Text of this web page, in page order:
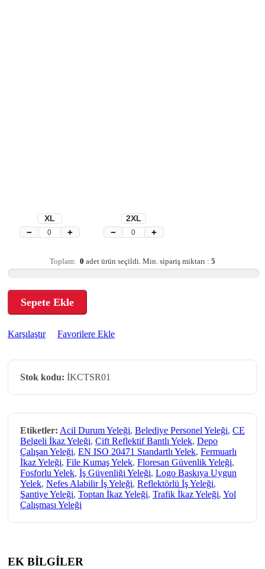
XL
− +
2XL
− +
Toplam: 0 adet ürün seçildi. Min. sipariş miktarı : 5
Sepete Ekle
Karşılaştır Favorilere Ekle
Stok kodu: İKCTSR01
Etiketler: Acil Durum Yeleği, Belediye Personel Yeleği, CE
Belgeli İkaz Yeleği, Çift Reflektif Bantlı Yelek, Depo
Çalışan Yeleği, EN ISO 20471 Standartlı Yelek, Fermuarlı
İkaz Yeleği, File Kumaş Yelek, Floresan Güvenlik Yeleği,
Fosforlu Yelek, İş Güvenliği Yeleği, Logo Baskıya Uygun
Yelek, Nefes Alabilir İş Yeleği, Reflektörlü İş Yeleği,
Şantiye Yeleği, Toptan İkaz Yeleği, Trafik İkaz Yeleği, Yol
Çalışması Yeleği
EK BİLGİLER